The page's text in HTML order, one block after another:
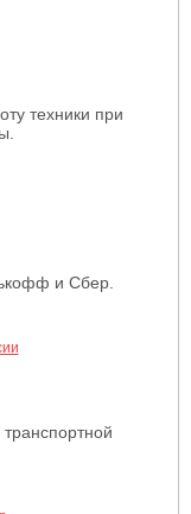
техники при
и Сбер.